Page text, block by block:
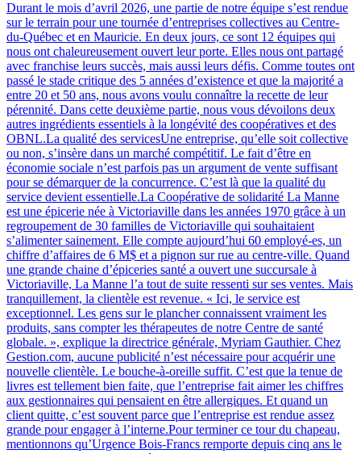
Durant le mois d’avril 2026, une partie de notre équipe s’est rendue
sur le terrain pour une tournée d’entreprises collectives au Centre-
du-Québec et en Mauricie. En deux jours, ce sont 12 équipes qui
nous ont chaleureusement ouvert leur porte. Elles nous ont partagé
avec franchise leurs succès, mais aussi leurs défis. Comme toutes ont
passé le stade critique des 5 années d’existence et que la majorité a
entre 20 et 50 ans, nous avons voulu connaître la recette de leur
pérennité. Dans cette deuxième partie, nous vous dévoilons deux
autres ingrédients essentiels à la longévité des coopératives et des
OBNL.La qualité des servicesUne entreprise, qu’elle soit collective
ou non, s’insère dans un marché compétitif. Le fait d’être en
économie sociale n’est parfois pas un argument de vente suffisant
pour se démarquer de la concurrence. C’est là que la qualité du
service devient essentielle.La Coopérative de solidarité La Manne
est une épicerie née à Victoriaville dans les années 1970 grâce à un
regroupement de 30 familles de Victoriaville qui souhaitaient
s’alimenter sainement. Elle compte aujourd’hui 60 employé-es, un
chiffre d’affaires de 6 M$ et a pignon sur rue au centre-ville. Quand
une grande chaine d’épiceries santé a ouvert une succursale à
Victoriaville, La Manne l’a tout de suite ressenti sur ses ventes. Mais
tranquillement, la clientèle est revenue. « Ici, le service est
exceptionnel. Les gens sur le plancher connaissent vraiment les
produits, sans compter les thérapeutes de notre Centre de santé
globale. », explique la directrice générale, Myriam Gauthier. Chez
Gestion.com, aucune publicité n’est nécessaire pour acquérir une
nouvelle clientèle. Le bouche-à-oreille suffit. C’est que la tenue de
livres est tellement bien faite, que l’entreprise fait aimer les chiffres
aux gestionnaires qui pensaient en être allergiques. Et quand un
client quitte, c’est souvent parce que l’entreprise est rendue assez
grande pour engager à l’interne.Pour terminer ce tour du chapeau,
mentionnons qu’Urgence Bois-Francs remporte depuis cinq ans le